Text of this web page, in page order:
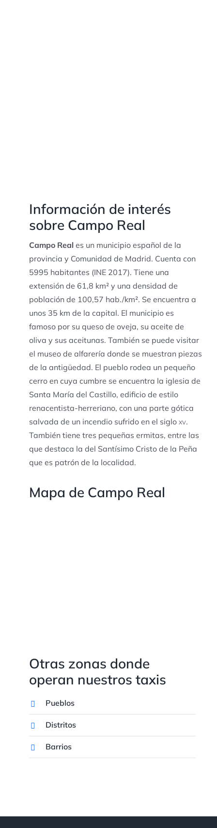
Información de interés
sobre Campo Real
Campo Real es un municipio español de la
provincia y Comunidad de Madrid. Cuenta con
5995 habitantes (INE 2017). Tiene una
extensión de 61,8 km² y una densidad de
población de 100,57 hab./km². Se encuentra a
unos 35 km de la capital. El municipio es
famoso por su queso de oveja, su aceite de
oliva y sus aceitunas. También se puede visitar
el museo de alfarería donde se muestran piezas
de la antigüedad. El pueblo rodea un pequeño
cerro en cuya cumbre se encuentra la iglesia de
Santa María del Castillo, edificio de estilo
renacentista-herreriano, con una parte gótica
salvada de un incendio sufrido en el siglo xv.
También tiene tres pequeñas ermitas, entre las
que destaca la del Santísimo Cristo de la Peña
que es patrón de la localidad.
Mapa de Campo Real
Otras zonas donde
operan nuestros taxis
Pueblos
Distritos
Barrios